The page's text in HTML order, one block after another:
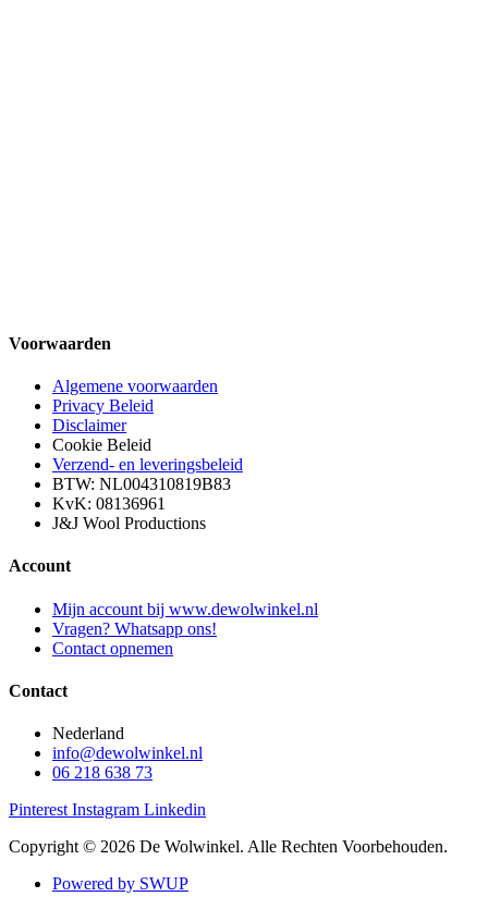
Voorwaarden
Algemene voorwaarden
Privacy Beleid
Disclaimer
Cookie Beleid
Verzend- en leveringsbeleid
BTW: NL004310819B83
KvK: 08136961
J&J Wool Productions
Account
Mijn account bij www.dewolwinkel.nl
Vragen? Whatsapp ons!
Contact opnemen
Contact
Nederland
info@dewolwinkel.nl
06 218 638 73
Pinterest Instagram Linkedin
Copyright © 2026 De Wolwinkel. Alle Rechten Voorbehouden.
Powered by SWUP